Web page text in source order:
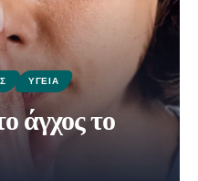
ΥΓΕΊΑ
άγχος το